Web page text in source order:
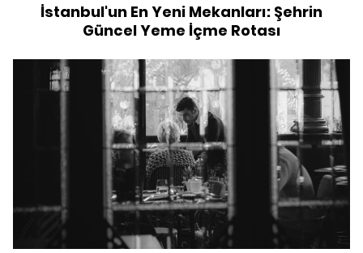
İstanbul'un En Yeni Mekanları: Şehrin
Güncel Yeme İçme Rotası